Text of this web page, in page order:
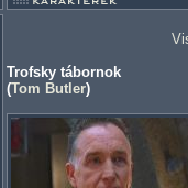
Trofsky tábornok
(Tom Butler)